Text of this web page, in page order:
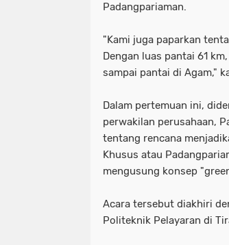
Padangpariaman.
"Kami juga paparkan
Dengan luas pantai 61
sampai pantai di Agam,"
Dalam pertemuan ini,
perwakilan perusahaan,
tentang rencana
Khusus atau
mengusung konsep
Acara tersebut diakhiri
Politeknik Pelayaran di